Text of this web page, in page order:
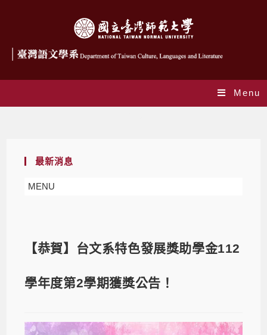
Menu
最新消息
MENU
【恭賀】台文系特色發展獎助學金112
學年度第2學期獲獎公告！